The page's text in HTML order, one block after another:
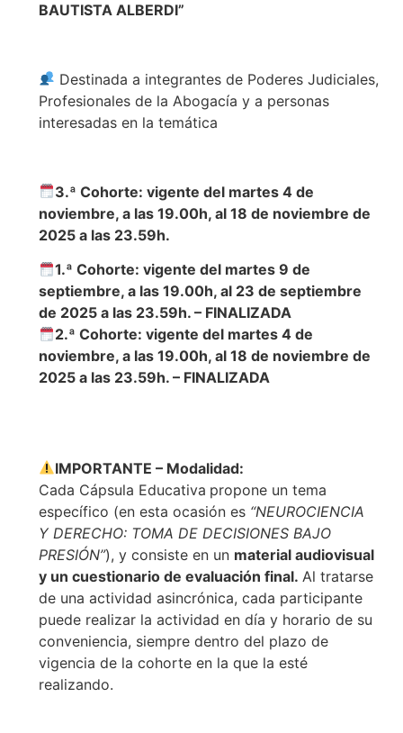
BAUTISTA ALBERDI”
Destinada a integrantes de Poderes Judiciales,
Profesionales de la Abogacía y a personas
interesadas en la temática
3.ª Cohorte: vigente del martes 4 de
noviembre, a las 19.00h, al 18 de noviembre de
2025 a las 23.59h.
1.ª Cohorte: vigente del martes 9 de
septiembre, a las 19.00h, al 23 de septiembre
de 2025 a las 23.59h. – FINALIZADA
2.ª Cohorte: vigente del martes 4 de
noviembre, a las 19.00h, al 18 de noviembre de
2025 a las 23.59h. – FINALIZADA
IMPORTANTE – Modalidad:
Cada Cápsula Educativa propone un tema
específico (en esta ocasión es “NEUROCIENCIA
Y DERECHO: TOMA DE DECISIONES BAJO
PRESIÓN”), y consiste en un material audiovisual
y un cuestionario de evaluación final. Al tratarse
de una actividad asincrónica, cada participante
puede realizar la actividad en día y horario de su
conveniencia, siempre dentro del plazo de
vigencia de la cohorte en la que la esté
realizando.